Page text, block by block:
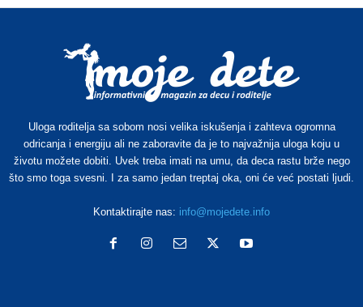
Uloga roditelja sa sobom nosi velika iskušenja i zahteva ogromna
odricanja i energiju ali ne zaboravite da je to najvažnija uloga koju u
životu možete dobiti. Uvek treba imati na umu, da deca rastu brže nego
što smo toga svesni. I za samo jedan treptaj oka, oni će već postati ljudi.
Kontaktirajte nas: info@mojedete.info